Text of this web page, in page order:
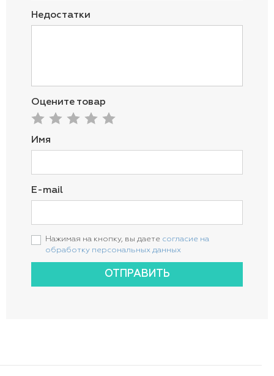
Недостатки
Оцените товар
Имя
E-mail
Нажимая на кнопку, вы даете согласие на
обработку персональных данных
ОТПРАВИТЬ